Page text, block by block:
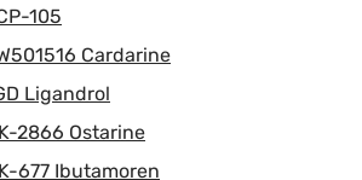
105
Cardarine
Ligandrol
2866 Ostarine
677 Ibutamoren